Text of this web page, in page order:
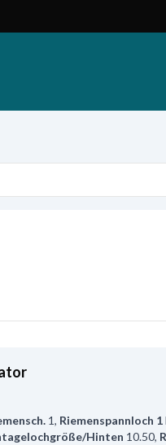
1, Riemenspannloch 1
Hinten 10.50,